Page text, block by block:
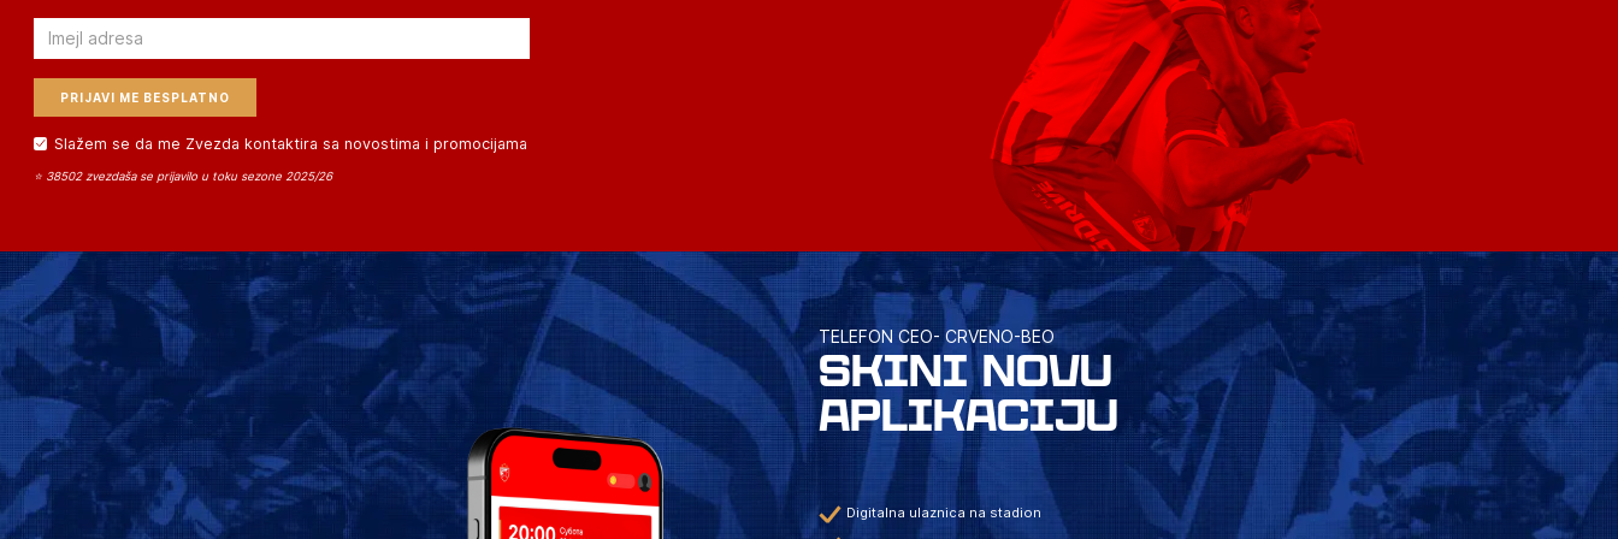
Email
Slažem se da me Zvezda kontaktira sa novostima i promocijama
⭐ 38502 zvezdaša se prijavilo u toku sezone 2025/26
TELEFON CEO- CRVENO-BEO
SKINI NOVU
APLIKACIJU
Digitalna ulaznica na stadion